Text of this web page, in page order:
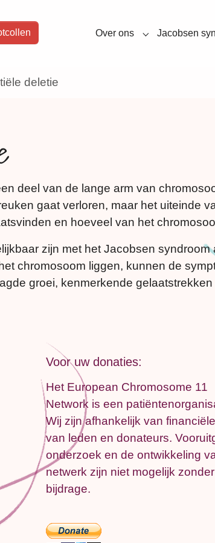
Over ons
Submenu for
Jacobsen
deletie
deel van de lange arm van
gaat verloren, maar het uiteinde
en hoeveel van het
zijn met het Jacobsen
chromosoom liggen, kunnen de
groei, kenmerkende
Voor uw donaties:
Het European Chromosome 11
Network is een
Wij zijn afhankelijk van
van leden en donateurs.
onderzoek en de ontwikkeling
netwerk zijn niet mogelijk
bijdrage.